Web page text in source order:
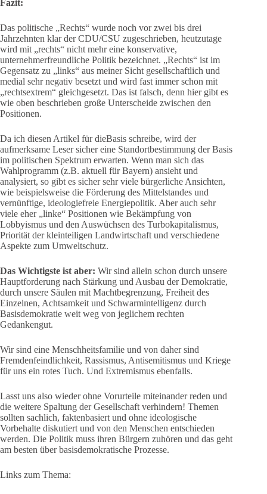
Fazit:
Das politische „Rechts“ wurde noch vor zwei bis drei
Jahrzehnten klar der CDU/CSU zugeschrieben, heutzutage
wird mit „rechts“ nicht mehr eine konservative,
unternehmerfreundliche Politik bezeichnet. „Rechts“ ist im
Gegensatz zu „links“ aus meiner Sicht gesellschaftlich und
medial sehr negativ besetzt und wird fast immer schon mit
„rechtsextrem“ gleichgesetzt. Das ist falsch, denn hier gibt es
wie oben beschrieben große Unterscheide zwischen den
Positionen.
Da ich diesen Artikel für dieBasis schreibe, wird der
aufmerksame Leser sicher eine Standortbestimmung der Basis
im politischen Spektrum erwarten. Wenn man sich das
Wahlprogramm (z.B. aktuell für Bayern) ansieht und
analysiert, so gibt es sicher sehr viele bürgerliche Ansichten,
wie beispielsweise die Förderung des Mittelstandes und
vernünftige, ideologiefreie Energiepolitik. Aber auch sehr
viele eher „linke“ Positionen wie Bekämpfung von
Lobbyismus und den Auswüchsen des Turbokapitalismus,
Priorität der kleinteiligen Landwirtschaft und verschiedene
Aspekte zum Umweltschutz.
Das Wichtigste ist aber: Wir sind allein schon durch unsere
Hauptforderung nach Stärkung und Ausbau der Demokratie,
durch unsere Säulen mit Machtbegrenzung, Freiheit des
Einzelnen, Achtsamkeit und Schwarmintelligenz durch
Basisdemokratie weit weg von jeglichem rechten
Gedankengut.
Wir sind eine Menschheitsfamilie und von daher sind
Fremdenfeindlichkeit, Rassismus, Antisemitismus und Kriege
für uns ein rotes Tuch. Und Extremismus ebenfalls.
Lasst uns also wieder ohne Vorurteile miteinander reden und
die weitere Spaltung der Gesellschaft verhindern! Themen
sollten sachlich, faktenbasiert und ohne ideologische
Vorbehalte diskutiert und von den Menschen entschieden
werden. Die Politik muss ihren Bürgern zuhören und das geht
am besten über basisdemokratische Prozesse.
Links zum Thema: